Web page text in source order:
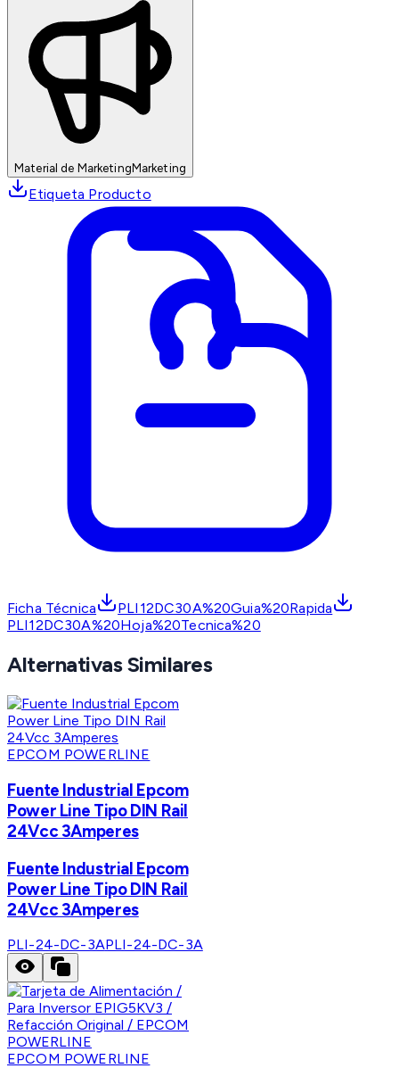
Material de MarketingMarketing
Etiqueta Producto
Ficha Técnica
PLI12DC30A%20Guia%20Rapida
PLI12DC30A%20Hoja%20Tecnica%20
Alternativas Similares
EPCOM POWERLINE
Fuente Industrial Epcom
Power Line Tipo DIN Rail
24Vcc 3Amperes
Fuente Industrial Epcom
Power Line Tipo DIN Rail
24Vcc 3Amperes
PLI-24-DC-3APLI-24-DC-3A
EPCOM POWERLINE